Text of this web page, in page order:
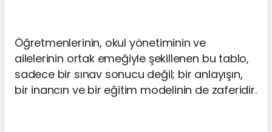
Öğretmenlerinin, okul yönetiminin ve
ailelerinin ortak emeğiyle şekillenen bu tablo,
sadece bir sınav sonucu değil; bir anlayışın,
bir inancın ve bir eğitim modelinin de zaferidir.